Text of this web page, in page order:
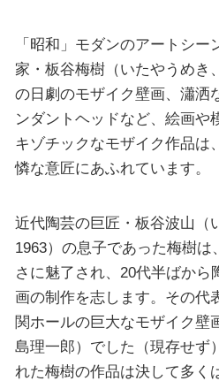
「昭和」モダンのアートシ
家・板谷梅樹（いたやうめき
の日劇のモザイク壁画、瀟洒
ンダントヘッドなど、絵画や
キゾチックなモザイク作品は
憐な意匠にあふれています。
近代陶芸の巨匠・板谷波山（
1963）の息子であった梅樹は
さに魅了され、20代半ばから
画の制作を志します。その代
関ホールの巨大なモザイク壁
島理一郎）でした（現存せず
れた梅樹の作品は決して多く